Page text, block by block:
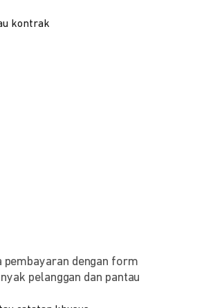
kontrak
dengan form
pelanggan dan pantau